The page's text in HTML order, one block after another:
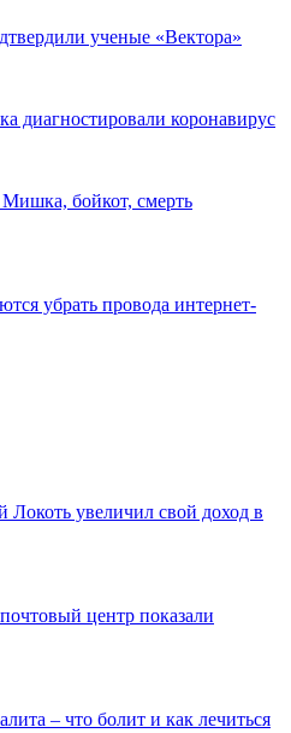
ученые «Вектора»
диагностировали коронавирус
бойкот, смерть
убрать провода интернет-
увеличил свой доход в
центр показали
– что болит и как лечиться